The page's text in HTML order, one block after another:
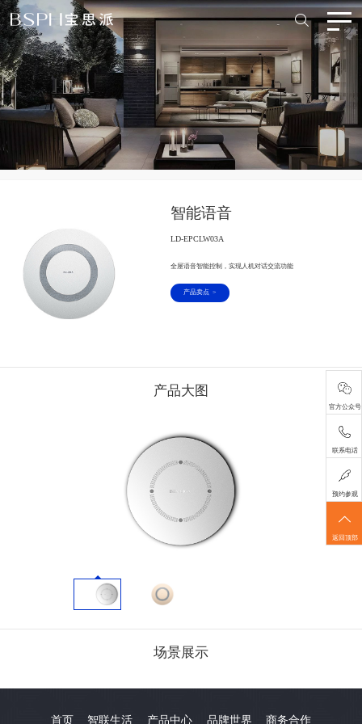
智能语音
LD-EPCLW03A
全屋语音智能控制，实现人机对话交流功能
产品卖点 >
产品大图
场景展示
首页 智联生活 产品中心 品牌世界 商务合作
官方公众号
联系电话
预约参观
返回顶部